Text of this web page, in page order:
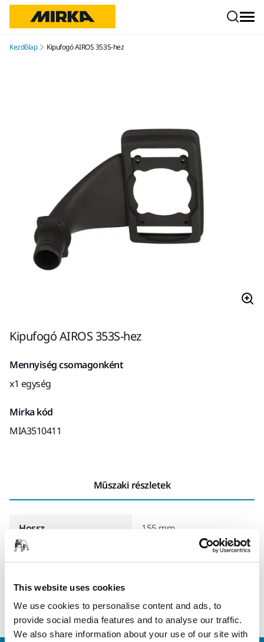
This website uses cookies
We use cookies to personalise content and ads, to
provide social media features and to analyse our traffic.
We also share information about your use of our site with
Kezdőlap Kipufogó AIROS 353S-hez
Kipufogó AIROS 353S-hez
Mennyiség csomagonként
x1 egység
Mirka kód
MIA3510411
Műszaki részletek
Hossz 155 mm